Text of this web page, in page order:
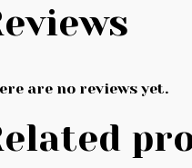
are no reviews yet.